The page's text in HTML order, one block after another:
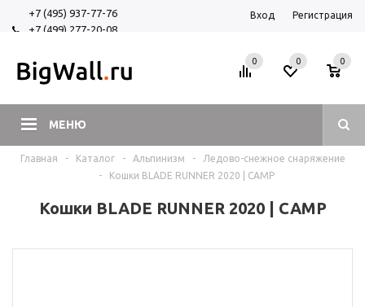
+7 (495) 937-77-76
+7 (499) 277-20-08
Вход Регистрация
МЕНЮ
0 0
0
Главная - Каталог - Альпинизм -
Ледово-снежное снаряжение
-
Кошки BLADE RUNNER 2020 | CAMP
Кошки BLADE RUNNER 2020 | CAMP